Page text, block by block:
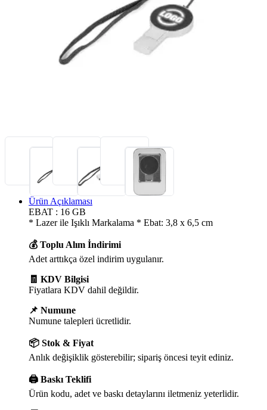
Ürün Açıklaması
EBAT : 16 GB
* Lazer ile Işıklı Markalama * Ebat: 3,8 x 6,5 cm
💰 Toplu Alım İndirimi
Adet arttıkça özel indirim uygulanır.
🧾 KDV Bilgisi
Fiyatlara KDV dahil değildir.
📌 Numune
Numune talepleri ücretlidir.
📦 Stok & Fiyat
Anlık değişiklik gösterebilir; sipariş öncesi teyit ediniz.
🖨️ Baskı Teklifi
Ürün kodu, adet ve baskı detaylarını iletmeniz yeterlidir.